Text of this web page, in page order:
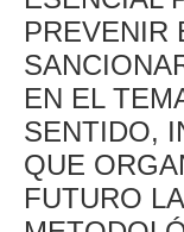
PREVENIR
EN EL
SENTIDO,
QUE
FUTURO